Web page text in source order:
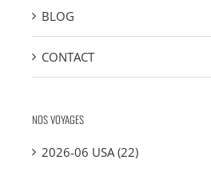
BLOG
CONTACT
NOS VOYAGES
2026-06 USA (22)